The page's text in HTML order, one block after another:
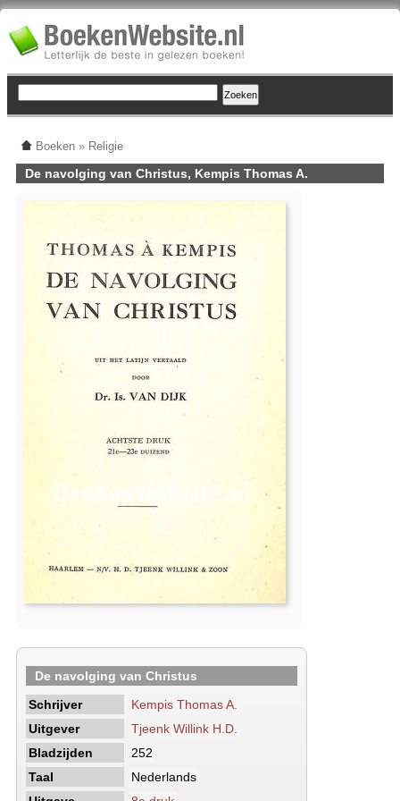
Boeken » Religie
De navolging van Christus, Kempis Thomas A.
De navolging van Christus
Schrijver
Kempis Thomas A.
Uitgever
Tjeenk Willink H.D.
Bladzijden
252
Taal
Nederlands